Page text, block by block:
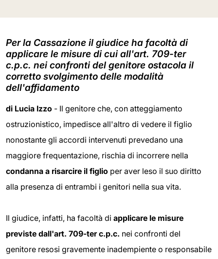
Per la Cassazione il giudice ha facoltà di
applicare le misure di cui all'art. 709-ter
c.p.c. nei confronti del genitore ostacola il
corretto svolgimento delle modalità
dell'affidamento
di Lucia Izzo - Il genitore che, con atteggiamento
ostruzionistico, impedisce all'altro di vedere il figlio
nonostante gli accordi intervenuti prevedano una
maggiore frequentazione, rischia di incorrere nella
condanna a risarcire il figlio per aver leso il suo diritto
alla presenza di entrambi i genitori nella sua vita.
Il giudice, infatti, ha facoltà di applicare le misure
previste dall'art. 709-ter c.p.c. nei confronti del
genitore resosi gravemente inadempiente o responsabile